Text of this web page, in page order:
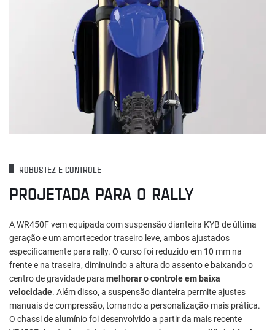
ROBUSTEZ E CONTROLE
PROJETADA PARA O RALLY
A WR450F vem equipada com suspensão dianteira KYB de última
geração e um amortecedor traseiro leve, ambos ajustados
especificamente para rally. O curso foi reduzido em 10 mm na
frente e na traseira, diminuindo a altura do assento e baixando o
centro de gravidade para melhorar o controle em baixa
velocidade. Além disso, a suspensão dianteira permite ajustes
manuais de compressão, tornando a personalização mais prática.
O chassi de alumínio foi desenvolvido a partir da mais recente